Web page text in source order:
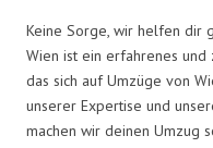
Keine Sorge, wir helfen dir
Wien ist ein erfahrenes und
das sich auf Umzüge von
unserer Expertise und
machen wir deinen Umzug